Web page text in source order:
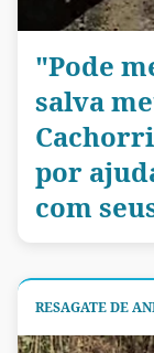
"Pode
salva
por
com
RESAGATE DE